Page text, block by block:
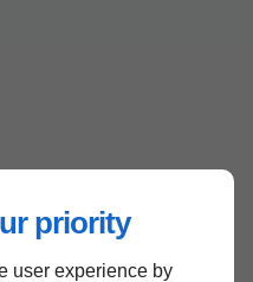
priority
user experience by